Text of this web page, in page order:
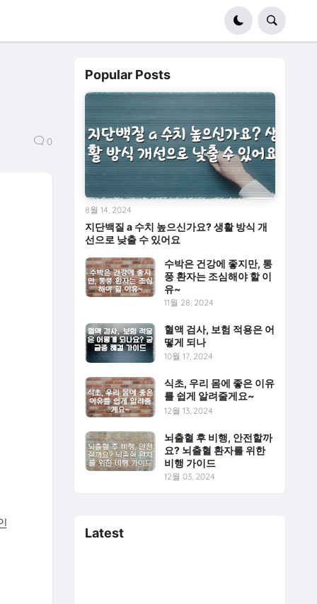
0
Popular Posts
지단백질 a 수치 높으신가요? 생활 방식 개
선으로 낮출 수 있어요
8월 14, 2024
수박은 건강에 좋지만, 통
풍 환자는 조심해야 할 이
유~
11월 28, 2024
혈액 검사, 보험 적용은 어
떻게 되나
10월 17, 2024
식초, 우리 몸에 좋은 이유
를 쉽게 알려줄게요~
12월 13, 2024
뇌출혈 후 비행, 안전할까
요? 뇌출혈 환자를 위한
비행 가이드
12월 03, 2024
Latest